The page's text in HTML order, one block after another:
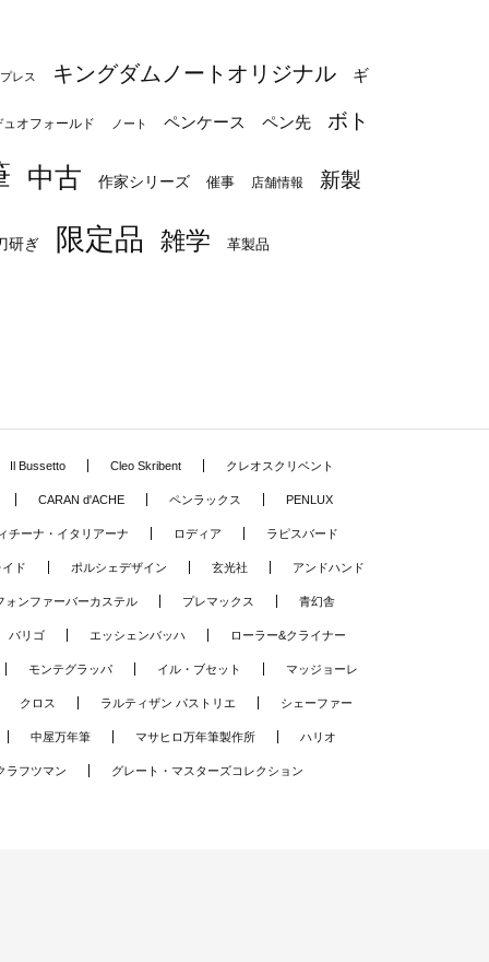
レス キングダムノートオリジナル ギ
ュオフォールド ノート ペンケース ペン先 ボト
中古 作家シリーズ 催事 店舗情報 新製
研ぎ 限定品 雑学 革製品
Il Bussetto Cleo Skribent クレオスクリベント
CARAN d'ACHE ペンラックス PENLUX
チーナ・イタリアーナ ロディア ラピスバード
ド ポルシェデザイン 玄光社 アンドハンド
ォンファーバーカステル プレマックス 青幻舎
バリゴ エッシェンバッハ ローラー&クライナー
モンテグラッパ イル・ブセット マッジョーレ
クロス ラルティザン パストリエ シェーファー
中屋万年筆 マサヒロ万年筆製作所 ハリオ
ラフツマン グレート・マスターズコレクション